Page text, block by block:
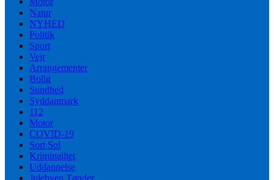
Natur
NYHED
Politik
Sport
Vejr
Arrangementer
Bolig
Sundhed
Syddanmark
112
Motor
COVID-19
Sort Sol
Kriminalitet
Uddannelse